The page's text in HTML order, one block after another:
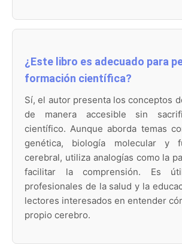
¿Este libro es adecuado para
formación científica?
Sí, el autor presenta los conceptos
de manera accesible sin
científico. Aunque aborda temas
genética, biología molecular y
cerebral, utiliza analogías como la
facilitar la comprensión. Es
profesionales de la salud y la
lectores interesados en entender
propio cerebro.